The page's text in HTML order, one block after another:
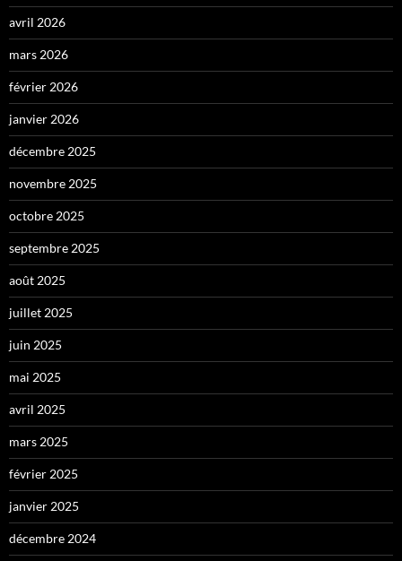
avril 2026
mars 2026
février 2026
janvier 2026
décembre 2025
novembre 2025
octobre 2025
septembre 2025
août 2025
juillet 2025
juin 2025
mai 2025
avril 2025
mars 2025
février 2025
janvier 2025
décembre 2024